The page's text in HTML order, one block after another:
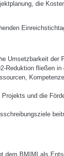
die
Umsetzbarkeit
Reduktion fließen in
und die
dem BMIMI als